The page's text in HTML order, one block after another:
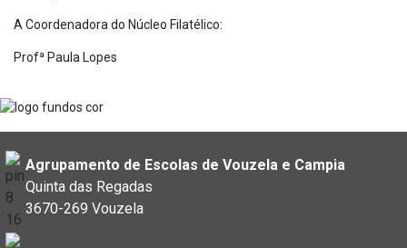
A Coordenadora do Núcleo Filatélico:
Profª Paula Lopes
Agrupamento de Escolas de Vouzela e Campia
Quinta das Regadas
3670-269 Vouzela